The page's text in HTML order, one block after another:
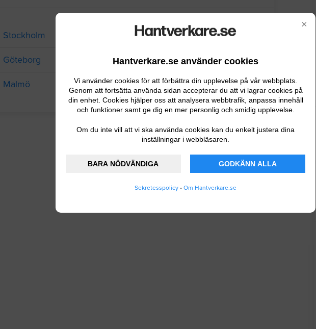
×
Hantverkare.se använder cookies
Vi använder cookies för att förbättra din upplevelse på vår webbplats.
Genom att fortsätta använda sidan accepterar du att vi lagrar cookies på
din enhet. Cookies hjälper oss att analysera webbtrafik, anpassa innehåll
och funktioner samt ge dig en mer personlig och smidig upplevelse.
Om du inte vill att vi ska använda cookies kan du enkelt justera dina
inställningar i webbläsaren.
BARA NÖDVÄNDIGA GODKÄNN ALLA
Sekretesspolicy • Om Hantverkare.se
Göteborg
Malmö